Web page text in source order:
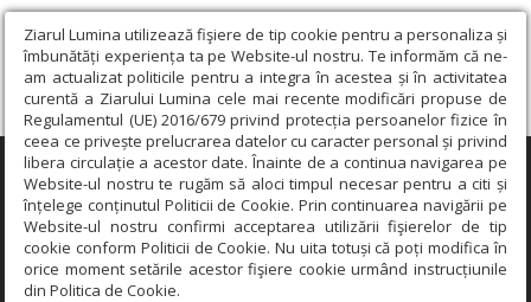
Ziarul Lumina utilizează fişiere de tip cookie pentru a personaliza și
îmbunătăți experiența ta pe Website-ul nostru. Te informăm că ne-
am actualizat politicile pentru a integra în acestea și în activitatea
curentă a Ziarului Lumina cele mai recente modificări propuse de
Regulamentul (UE) 2016/679 privind protecția persoanelor fizice în
ceea ce privește prelucrarea datelor cu caracter personal și privind
libera circulație a acestor date. Înainte de a continua navigarea pe
Website-ul nostru te rugăm să aloci timpul necesar pentru a citi și
înțelege conținutul Politicii de Cookie. Prin continuarea navigării pe
Website-ul nostru confirmi acceptarea utilizării fişierelor de tip
cookie conform Politicii de Cookie. Nu uita totuși că poți modifica în
orice moment setările acestor fişiere cookie urmând instrucțiunile
din Politica de Cookie.
×